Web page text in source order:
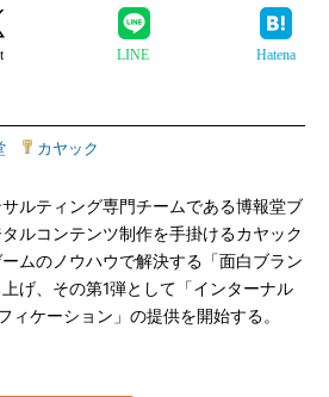
LINE Hatena
カヤック
ルティング専門チームである博報堂ブ
ルコンテンツ制作を手掛けるカヤック
ムのノウハウで解決する「面白ブラン
げ、その第1弾として「インターナル
ィケーション」の提供を開始する。